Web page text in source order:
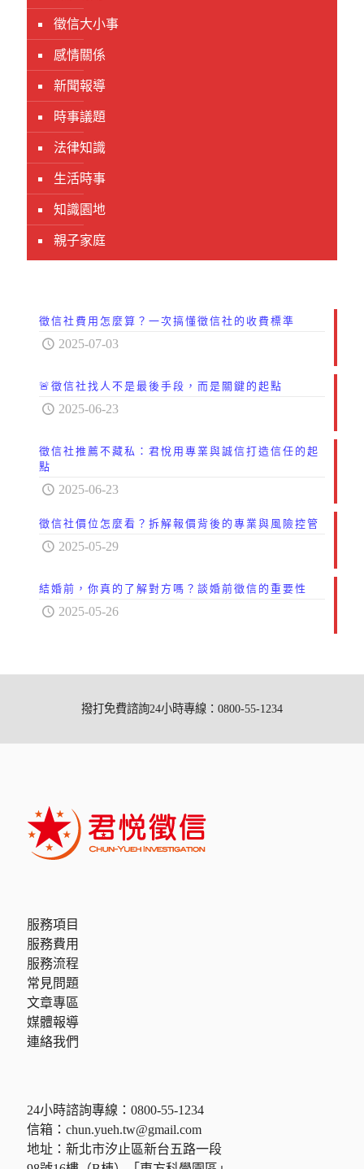
徵信大小事
感情關係
新聞報導
時事議題
法律知識
生活時事
知識園地
親子家庭
徵信社費用怎麼算？一次搞懂徵信社的收費標準
2025-07-03
🚨徵信社找人不是最後手段，而是關鍵的起點
2025-06-23
徵信社推薦不藏私：君悅用專業與誠信打造信任的起
點
2025-06-23
徵信社價位怎麼看？拆解報價背後的專業與風險控管
2025-05-29
結婚前，你真的了解對方嗎？談婚前徵信的重要性
2025-05-26
撥打免費諮詢24小時專線：0800-55-1234
服務項目
服務費用
服務流程
常見問題
文章專區
媒體報導
連絡我們
24小時諮詢專線： 0800-55-1234
信箱： chun.yueh.tw@gmail.com
地址：新北市汐止區新台五路一段